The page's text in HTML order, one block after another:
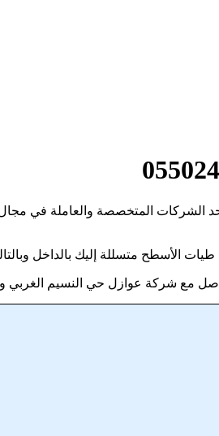
الشركات المتخصصة والعاملة في
الأسطح متسللة إليك بالداخل
مع شركة عوازل حي النسيم الغربي